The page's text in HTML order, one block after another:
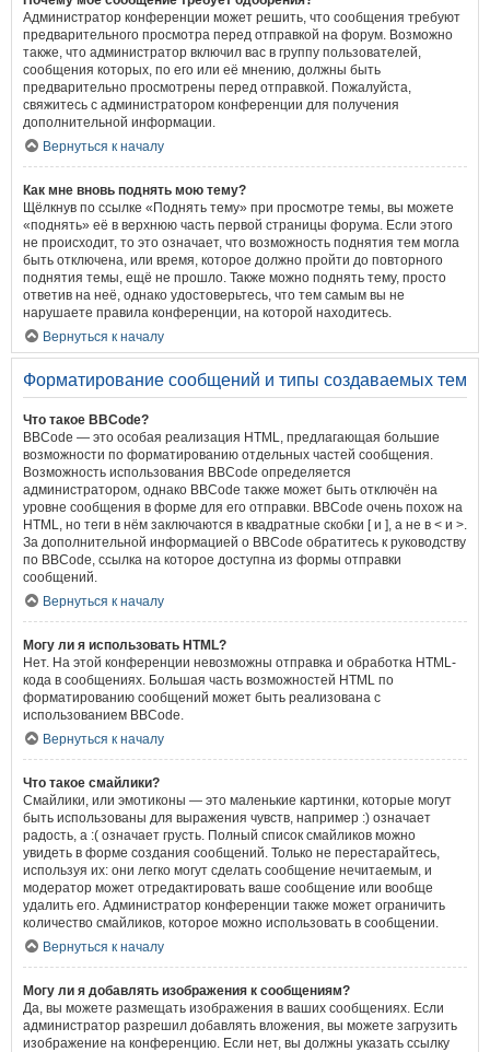
Администратор конференции может решить, что сообщения требуют
предварительного просмотра перед отправкой на форум. Возможно
также, что администратор включил вас в группу пользователей,
сообщения которых, по его или её мнению, должны быть
предварительно просмотрены перед отправкой. Пожалуйста,
свяжитесь с администратором конференции для получения
дополнительной информации.
Вернуться к началу
Как мне вновь поднять мою тему?
Щёлкнув по ссылке «Поднять тему» при просмотре темы, вы можете
«поднять» её в верхнюю часть первой страницы форума. Если этого
не происходит, то это означает, что возможность поднятия тем могла
быть отключена, или время, которое должно пройти до повторного
поднятия темы, ещё не прошло. Также можно поднять тему, просто
ответив на неё, однако удостоверьтесь, что тем самым вы не
нарушаете правила конференции, на которой находитесь.
Вернуться к началу
Форматирование сообщений и типы создаваемых тем
Что такое BBCode?
BBCode — это особая реализация HTML, предлагающая большие
возможности по форматированию отдельных частей сообщения.
Возможность использования BBCode определяется
администратором, однако BBCode также может быть отключён на
уровне сообщения в форме для его отправки. BBCode очень похож на
HTML, но теги в нём заключаются в квадратные скобки [ и ], а не в < и >.
За дополнительной информацией о BBCode обратитесь к руководству
по BBCode, ссылка на которое доступна из формы отправки
сообщений.
Вернуться к началу
Могу ли я использовать HTML?
Нет. На этой конференции невозможны отправка и обработка HTML-
кода в сообщениях. Большая часть возможностей HTML по
форматированию сообщений может быть реализована с
использованием BBCode.
Вернуться к началу
Что такое смайлики?
Смайлики, или эмотиконы — это маленькие картинки, которые могут
быть использованы для выражения чувств, например :) означает
радость, а :( означает грусть. Полный список смайликов можно
увидеть в форме создания сообщений. Только не перестарайтесь,
используя их: они легко могут сделать сообщение нечитаемым, и
модератор может отредактировать ваше сообщение или вообще
удалить его. Администратор конференции также может ограничить
количество смайликов, которое можно использовать в сообщении.
Вернуться к началу
Могу ли я добавлять изображения к сообщениям?
Да, вы можете размещать изображения в ваших сообщениях. Если
администратор разрешил добавлять вложения, вы можете загрузить
изображение на конференцию. Если нет, вы должны указать ссылку